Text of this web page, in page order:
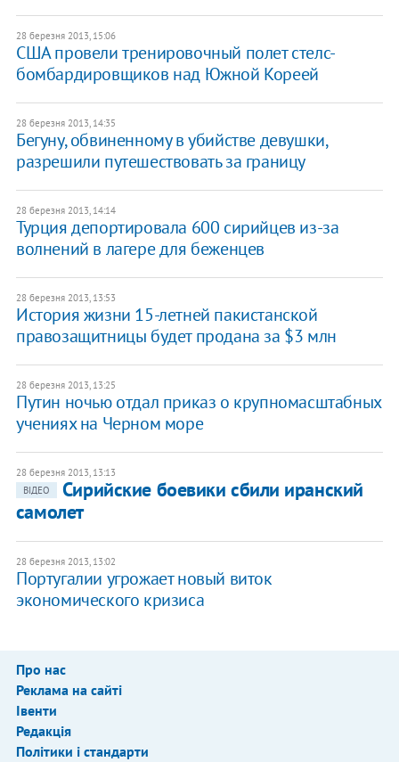
28 березня 2013, 15:06
США провели тренировочный полет стелс-
бомбардировщиков над Южной Кореей
28 березня 2013, 14:35
Бегуну, обвиненному в убийстве девушки,
разрешили путешествовать за границу
28 березня 2013, 14:14
Турция депортировала 600 сирийцев из-за
волнений в лагере для беженцев
28 березня 2013, 13:53
История жизни 15-летней пакистанской
правозащитницы будет продана за $3 млн
28 березня 2013, 13:25
Путин ночью отдал приказ о крупномасштабных
учениях на Черном море
28 березня 2013, 13:13
ВІДЕО
Сирийские боевики сбили иранский
самолет
28 березня 2013, 13:02
Португалии угрожает новый виток
экономического кризиса
Про нас
Реклама на сайті
Івенти
Редакція
Політики і стандарти